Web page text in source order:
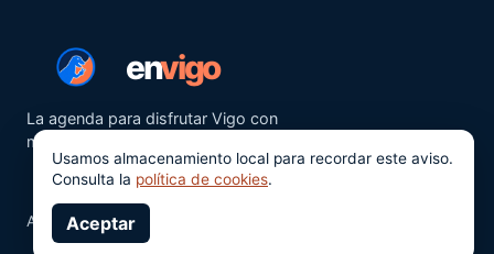
envigo
La agenda para disfrutar Vigo con
más ganas.
Aviso legalPrivacidad
Usamos almacenamiento local para recordar este aviso.
Consulta la política de cookies.
Aceptar